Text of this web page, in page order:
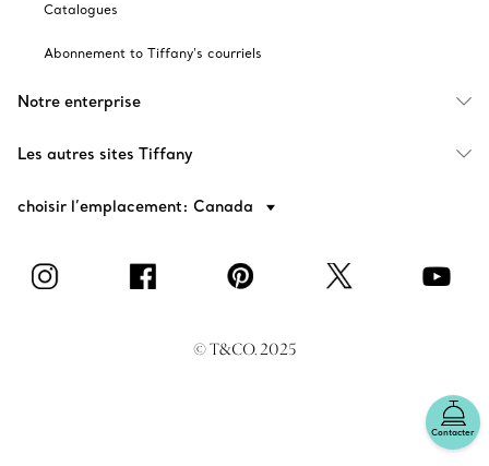
Contacter
Catalogues
Abonnement to Tiffany's courriels
Notre enterprise
Les autres sites Tiffany
choisir l’emplacement: Canada
© T&CO. 2025